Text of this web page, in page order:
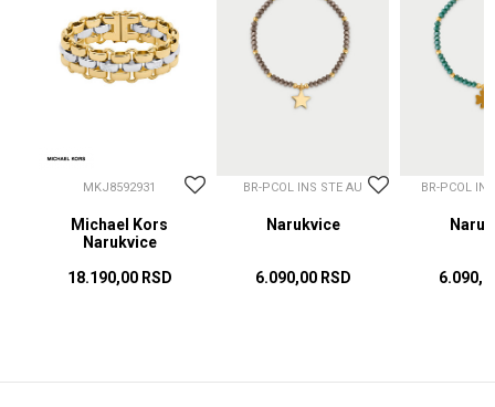
MKJ8592931
Michael Kors
Narukvice
18.190,00 RSD
BR-PCOL INS STE AU
Narukvice
6.090,00 RSD
BR-PCOL